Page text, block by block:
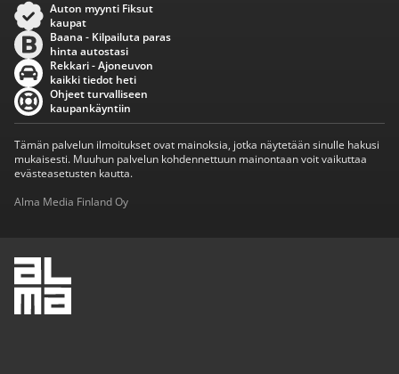
Auton myynti Fiksut
kaupat
Baana - Kilpailuta paras
hinta autostasi
Rekkari - Ajoneuvon
kaikki tiedot heti
Ohjeet turvalliseen
kaupankäyntiin
Tämän palvelun ilmoitukset ovat mainoksia, jotka näytetään sinulle hakusi
mukaisesti. Muuhun palvelun kohdennettuun mainontaan voit vaikuttaa
evästeasetusten kautta.
Alma Media Finland Oy